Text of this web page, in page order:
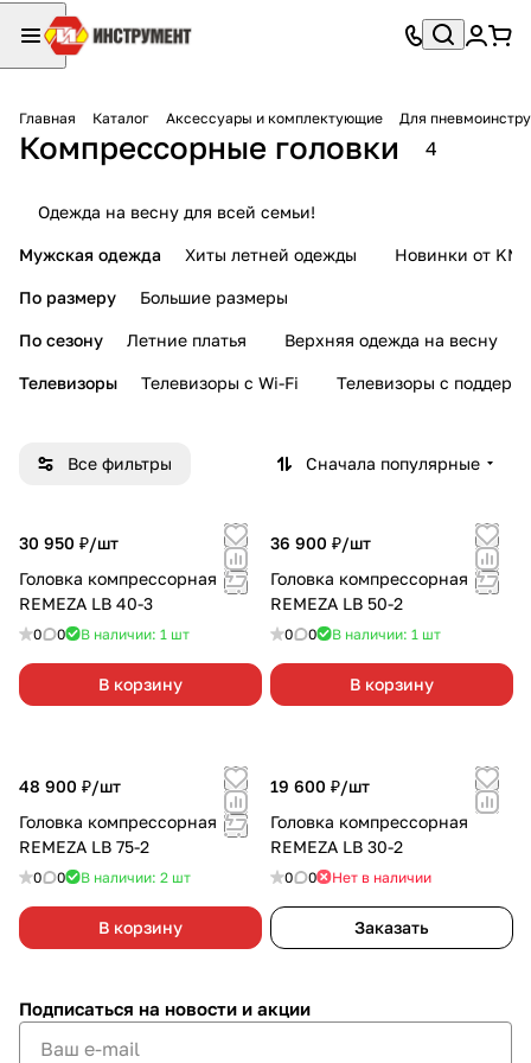
Главная Каталог Аксессуары и комплектующие Для
Компрессорные головки 4
Одежда на весну для всей семьи!
Мужская одежда Хиты летней одежды Новинки от KMI
По размеру Большие размеры
По сезону Летние платья Верхняя одежда на весну
Телевизоры Телевизоры с Wi-Fi Телевизоры с
Все фильтры Сначала популярные
30 950 ₽/шт
Головка компрессорная
REMEZA LB 40-3
0 0 В наличии: 1 шт
В корзину
36 900 ₽/шт
Головка компрессорная
REMEZA LB 50-2
0 0 В наличии: 1 шт
В корзину
48 900 ₽/шт
Головка компрессорная
REMEZA LB 75-2
0 0 В наличии: 2 шт
В корзину
19 600 ₽/шт
Головка компрессорная
REMEZA LB 30-2
0 0 Нет в наличии
Заказать
Подписаться на новости и акции